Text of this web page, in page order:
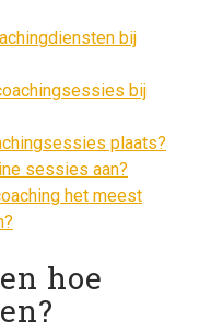
bij
bij
plaats?
sessies aan?
het meest
hoe